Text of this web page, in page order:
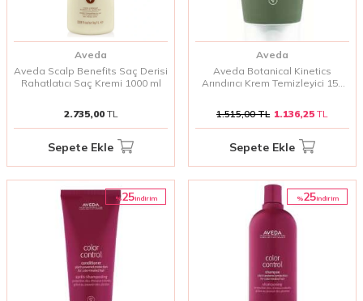
Aveda
Aveda Scalp Benefits Saç Derisi
Rahatlatıcı Saç Kremi 1000 ml
2.735,00TL
Sepete Ekle
Aveda
Aveda Botanical Kinetics
Arındırıcı Krem Temizleyici 150
1.515,00TL 1.136,25 TL
Sepete Ekle
%25i̇ndirim %25i̇ndirim